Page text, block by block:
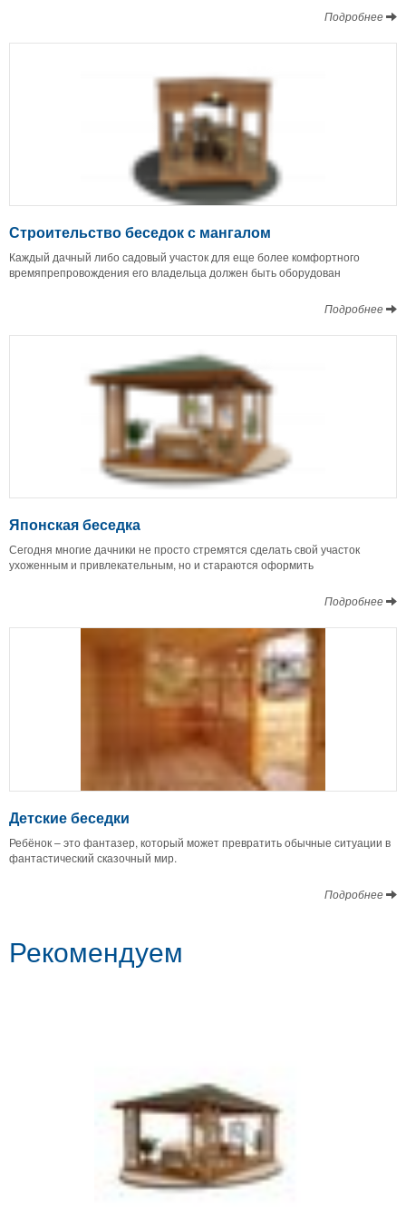
Подробнее
Строительство беседок с мангалом
Каждый дачный либо садовый участок для еще более комфортного
времяпрепровождения его владельца должен быть оборудован
Подробнее
Японская беседка
Сегодня многие дачники не просто стремятся сделать свой участок
ухоженным и привлекательным, но и стараются оформить
Подробнее
Детские беседки
Ребёнок – это фантазер, который может превратить обычные ситуации в
фантастический сказочный мир.
Подробнее
Рекомендуем